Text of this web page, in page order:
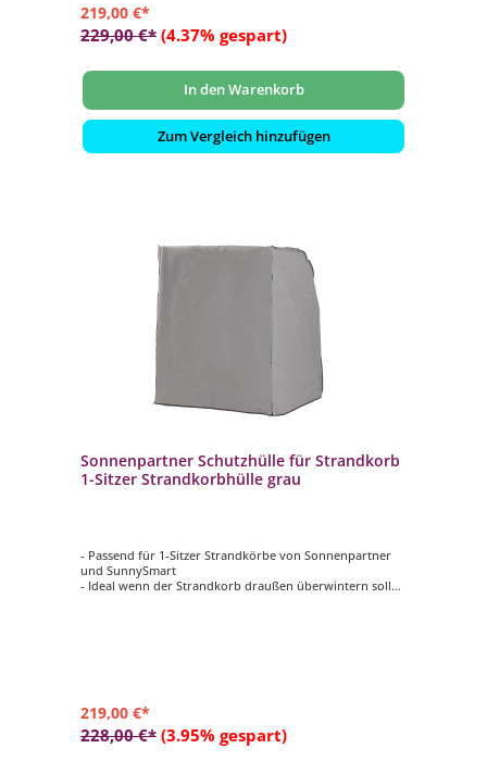
219,00 €*
229,00 €* (4.37% gespart)
In den Warenkorb
Zum Vergleich hinzufügen
Sonnenpartner Schutzhülle für Strandkorb
1-Sitzer Strandkorbhülle grau
- Passend für 1-Sitzer Strandkörbe von Sonnenpartner
und SunnySmart
- Ideal wenn der Strandkorb draußen überwintern soll
219,00 €*
228,00 €* (3.95% gespart)